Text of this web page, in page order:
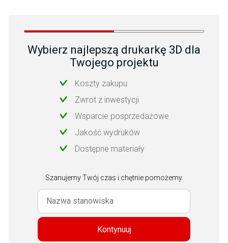
Wybierz najlepszą drukarkę 3D dla
Twojego projektu
Koszty zakupu
Zwrot z inwestycji
Wsparcie posprzedażowe
Jakość wydruków
Dostępne materiały
Szanujemy Twój czas i chętnie pomożemy.
Kontynuuj